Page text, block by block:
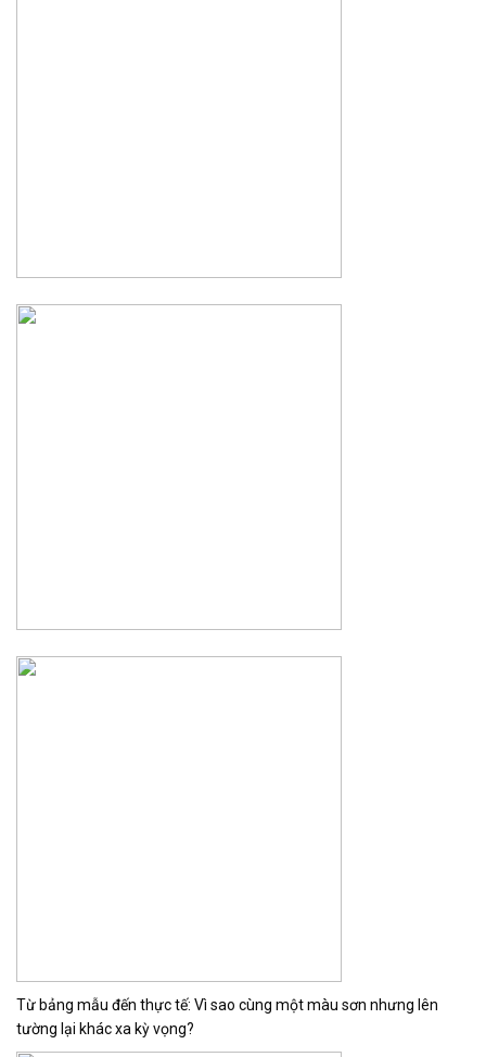
Từ bảng mẫu đến thực tế: Vì sao cùng một màu sơn nhưng lên
tường lại khác xa kỳ vọng?